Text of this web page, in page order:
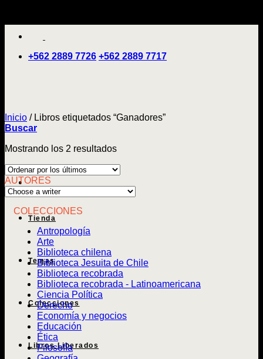
+562 2889 7726 +562 2889 7717
Tienda
Temas
Colecciones
Libros Liberados
Inicio /Libros etiquetados “Ganadores”
Buscar
Mostrando los 2 resultadosOrdenado
los
AUTORES
COLECCIONES
Antropología
Arte
Biblioteca chilena
Biblioteca Jesuita de Chile
Biblioteca recobrada
Biblioteca recobrada - Latinoamericana
Ciencia Política
Derecho
Economía y negocios
Educación
Ética
Filosofía